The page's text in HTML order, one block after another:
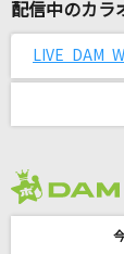
疑心暗鬼
シャンティ
配信中のカラ
LIVE DAM